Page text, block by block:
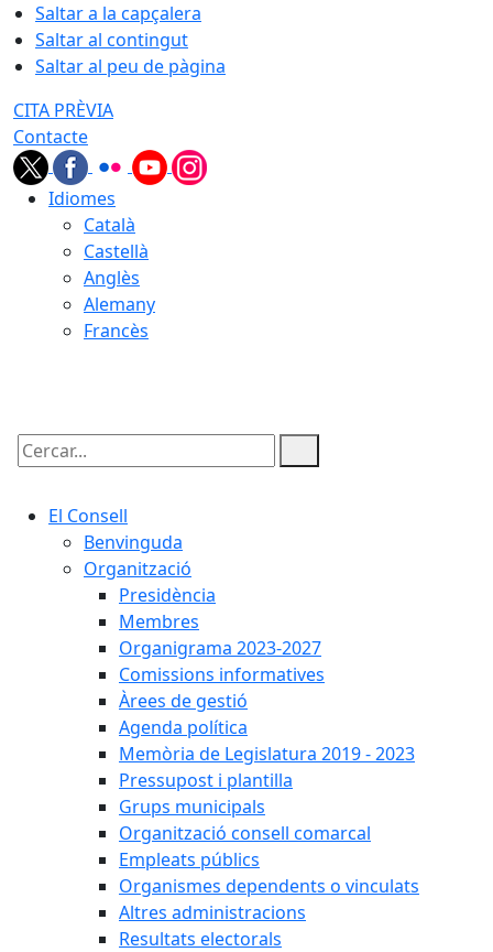
Saltar a la capçalera
Saltar al contingut
Saltar al peu de pàgina
CITA PRÈVIA
Contacte
Idiomes
Català
Castellà
Anglès
Alemany
Francès
Cercar:
El Consell
Benvinguda
Organització
Presidència
Membres
Organigrama 2023-2027
Comissions informatives
Àrees de gestió
Agenda política
Memòria de Legislatura 2019 - 2023
Pressupost i plantilla
Grups municipals
Organització consell comarcal
Empleats públics
Organismes dependents o vinculats
Altres administracions
Resultats electorals